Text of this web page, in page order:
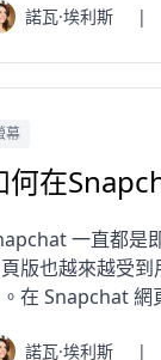
諾瓦·埃利斯 |
幕
何在
一直都是
版也越來越受
在 Snapchat 網
諾瓦·埃利斯 |